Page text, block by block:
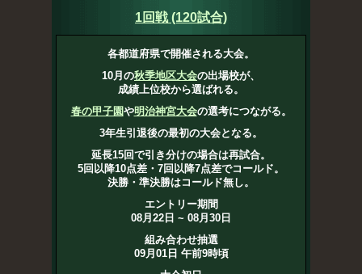
1回戦 (120試合)
各都道府県で開催される大会。
10月の秋季地区大会の出場校が、
成績上位校から選ばれる。
春の甲子園や明治神宮大会の選考につながる。
3年生引退後の最初の大会となる。
延長15回で引き分けの場合は再試合。
5回以降10点差・7回以降7点差でコールド。
決勝・準決勝はコールド無し。
エントリー期間
08月22日 ~ 08月30日
組み合わせ抽選
09月01日 午前9時頃